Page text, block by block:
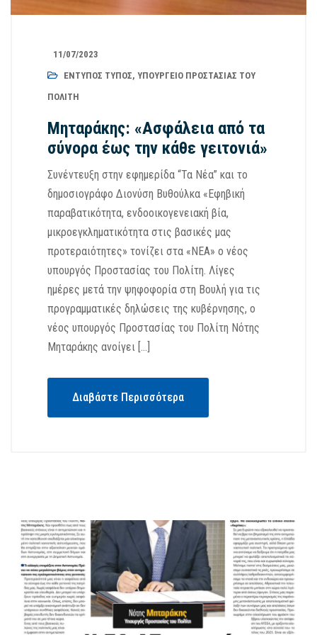
11/07/2023
ΈΝΤΥΠΟΣ ΤΎΠΟΣ, ΥΠΟΥΡΓΕΊΟ ΠΡΟΣΤΑΣΊΑΣ ΤΟΥ
ΠΟΛΊΤΗ
Μηταράκης: «Ασφάλεια από τα
σύνορα έως την κάθε γειτονιά»
Συνέντευξη στην εφημερίδα “Τα Νέα” και το
δημοσιογράφο Διονύση Βυθούλκα «Εφηβική
παραβατικότητα, ενδοοικογενειακή βία,
μικροεγκληματικότητα στις βασικές μας
προτεραιότητες» τονίζει στα «ΝΕΑ» ο νέος
υπουργός Προστασίας του Πολίτη. Λίγες
ημέρες μετά την ψηφοφορία στη Βουλή για τις
προγραμματικές δηλώσεις της κυβέρνησης, ο
νέος υπουργός Προστασίας του Πολίτη Νότης
Μηταράκης ανοίγει […]
Διαβάστε Περισσότερα